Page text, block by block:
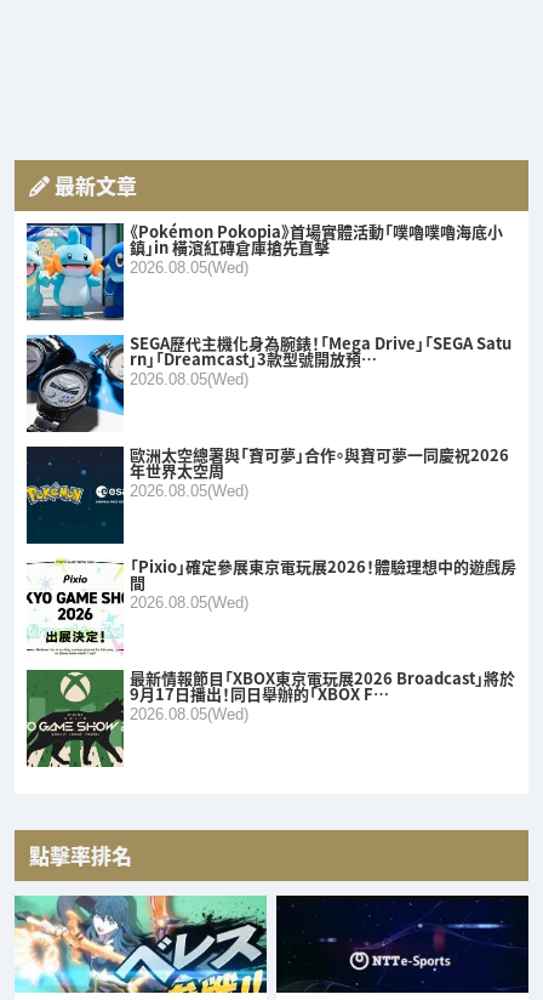
最新文章
《Pokémon Pokopia》首場實體活動「噗嚕噗嚕海底小
鎮」in 橫濱紅磚倉庫搶先直擊
2026.08.05(Wed)
SEGA歷代主機化身為腕錶！「Mega Drive」「SEGA Satu
rn」「Dreamcast」3款型號開放預…
2026.08.05(Wed)
歐洲太空總署與「寶可夢」合作。與寶可夢一同慶祝2026
年世界太空周
2026.08.05(Wed)
「Pixio」確定參展東京電玩展2026！體驗理想中的遊戲房
間
2026.08.05(Wed)
最新情報節目「XBOX東京電玩展2026 Broadcast」將於
9月17日播出！同日舉辦的「XBOX F…
2026.08.05(Wed)
點擊率排名